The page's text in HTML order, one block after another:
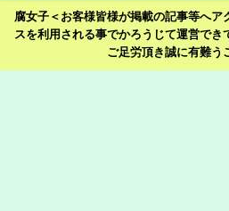
腐女子＜お客様皆様が掲載の記事等へア
スを利用される事でかろうじて運営でき
ご足労頂き誠に有難う